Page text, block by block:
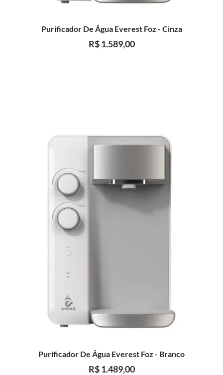
Purificador De Água Everest Foz - Cinza
R$1.589,00
Purificador De Água Everest Foz - Branco
R$1.489,00